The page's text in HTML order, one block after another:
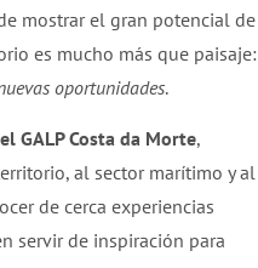
mostrar el gran potencial de
es mucho más que paisaje:
oportunidades.
GALP Costa da Morte,
al sector marítimo y al
de cerca experiencias
servir de inspiración para